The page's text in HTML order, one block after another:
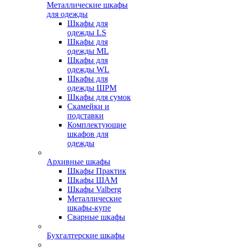
Металлические шкафы
для одежды
Шкафы для
одежды LS
Шкафы для
одежды ML
Шкафы для
одежды WL
Шкафы для
одежды ШРМ
Шкафы для сумок
Скамейки и
подставки
Комплектующие
шкафов для
одежды
Архивные шкафы
Шкафы Практик
Шкафы ШАМ
Шкафы Valberg
Металлические
шкафы-купе
Сварные шкафы
Бухгалтерские шкафы